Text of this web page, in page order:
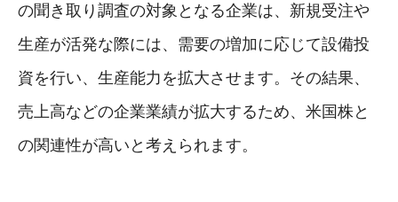
の聞き取り調査の対象となる企業は、新規受注や
生産が活発な際には、需要の増加に応じて設備投
資を行い、生産能力を拡大させます。その結果、
売上高などの企業業績が拡大するため、米国株と
の関連性が高いと考えられます。